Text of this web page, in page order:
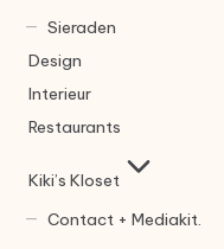
Sieraden
Design
Interieur
Restaurants
Kiki’s Kloset
Contact + Mediakit.